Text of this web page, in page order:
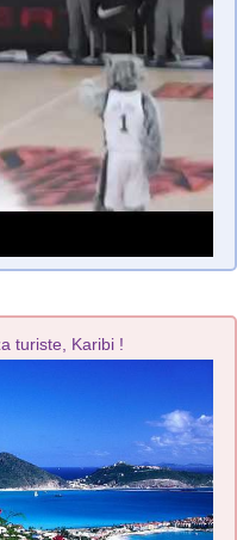
turiste, Karibi !